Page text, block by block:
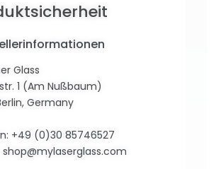
Glass
1 (Am Nußbaum)
Germany
+49 (0)30 85746527
shop@mylaserglass.com